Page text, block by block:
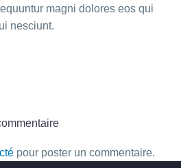
magni dolores eos qui
nesciunt.
pour poster un commentaire.